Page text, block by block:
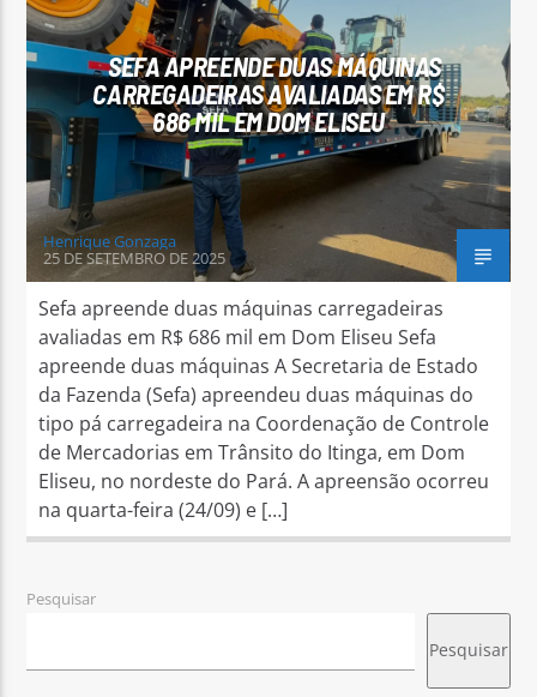
Arara Azul FM
SEFA APREENDE DUAS MÁQUINAS
CARREGADEIRAS AVALIADAS EM R$
686 MIL EM DOM ELISEU
Henrique Gonzaga
25 DE SETEMBRO DE 2025
Sefa apreende duas máquinas carregadeiras
avaliadas em R$ 686 mil em Dom Eliseu Sefa
apreende duas máquinas A Secretaria de Estado
da Fazenda (Sefa) apreendeu duas máquinas do
tipo pá carregadeira na Coordenação de Controle
de Mercadorias em Trânsito do Itinga, em Dom
Eliseu, no nordeste do Pará. A apreensão ocorreu
na quarta-feira (24/09) e […]
Pesquisar
Pesquisar